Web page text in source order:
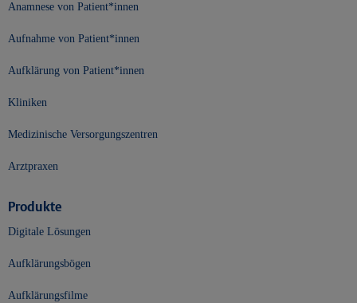
Anamnese von Patient*innen
Aufnahme von Patient*innen
Aufklärung von Patient*innen
Kliniken
Medizinische Versorgungszentren
Arztpraxen
Produkte
Digitale Lösungen
Aufklärungsbögen
Aufklärungsfilme